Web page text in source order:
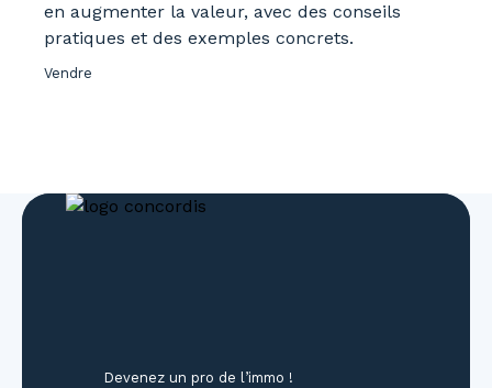
en augmenter la valeur, avec des conseils
pratiques et des exemples concrets.
Vendre
Devenez un pro de l’immo !